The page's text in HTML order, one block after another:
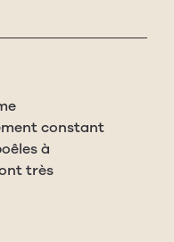
constant
à
très